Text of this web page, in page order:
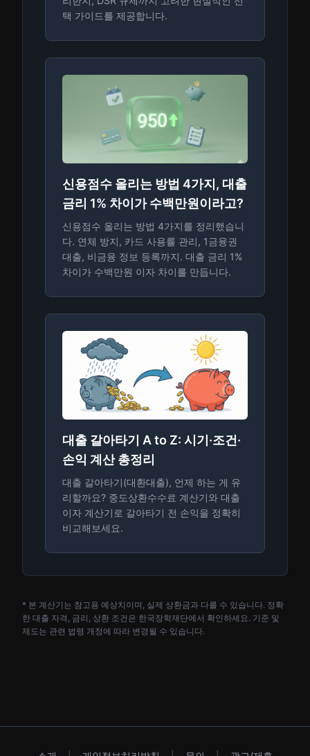
택 가이드를 제공합니다.
신용점수 올리는 방법 4가지, 대출
금리 1% 차이가 수백만원이라고?
신용점수 올리는 방법 4가지를 정리했습니
다. 연체 방지, 카드 사용률 관리, 1금융권
대출, 비금융 정보 등록까지. 대출 금리 1%
차이가 수백만원 이자 차이를 만듭니다.
대출 갈아타기 A to Z: 시기·조건·
손익 계산 총정리
대출 갈아타기(대환대출), 언제 하는 게 유
리할까요? 중도상환수수료 계산기와 대출
이자 계산기로 갈아타기 전 손익을 정확히
비교해보세요.
* 본 계산기는 참고용 예상치이며, 실제 상환금과 다를 수 있습니다. 정확
한 대출 자격, 금리, 상환 조건은 한국장학재단에서 확인하세요. 기준 및
제도는 관련 법령 개정에 따라 변경될 수 있습니다.